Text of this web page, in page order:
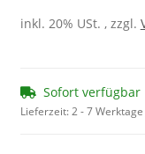
inkl. 20% USt. , zzgl.
Sofort verfügbar
Lieferzeit:2 - 7 Werktage